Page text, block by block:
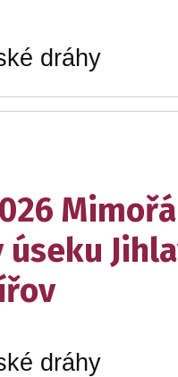
dráhy
úseku
dráhy